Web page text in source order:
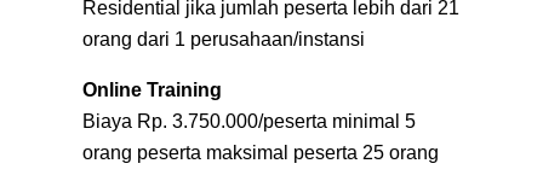
Residential jika jumlah peserta lebih dari 21
orang dari 1 perusahaan/instansi
Online Training
Biaya Rp. 3.750.000/peserta minimal 5
orang peserta maksimal peserta 25 orang